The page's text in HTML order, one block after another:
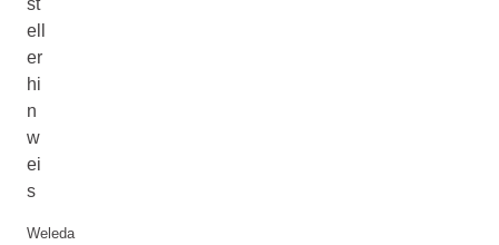
st
ell
er
hi
n
w
ei
s
Weleda